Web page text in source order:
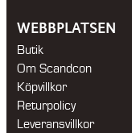
WEBBPLATSEN
Butik
Om Scandcon
Köpvillkor
Returpolicy
Leveransvillkor